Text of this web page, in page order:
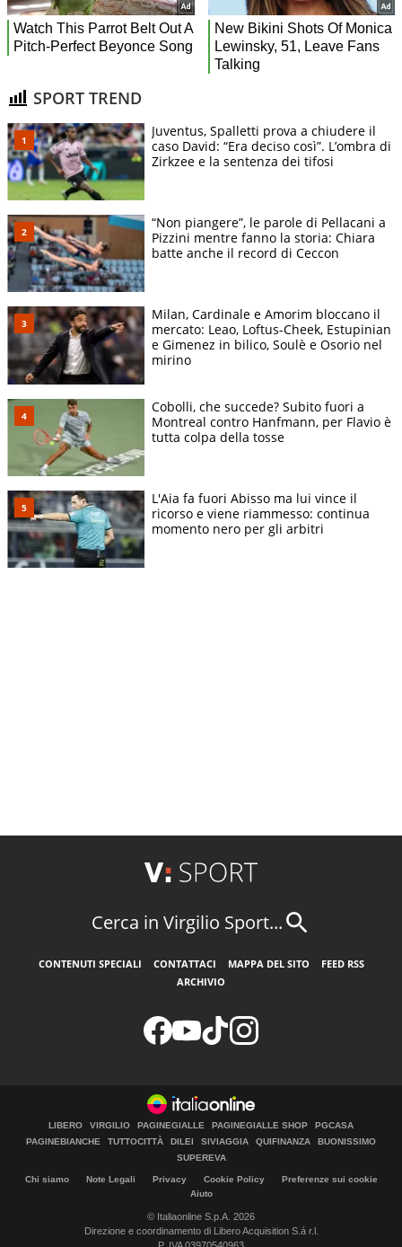
SPORT TREND
Juventus, Spalletti prova a chiudere il
caso David: “Era deciso così”. L’ombra di
Zirkzee e la sentenza dei tifosi
“Non piangere”, le parole di Pellacani a
Pizzini mentre fanno la storia: Chiara
batte anche il record di Ceccon
Milan, Cardinale e Amorim bloccano il
mercato: Leao, Loftus-Cheek, Estupinian
e Gimenez in bilico, Soulè e Osorio nel
mirino
Cobolli, che succede? Subito fuori a
Montreal contro Hanfmann, per Flavio è
tutta colpa della tosse
L'Aia fa fuori Abisso ma lui vince il
ricorso e viene riammesso: continua
momento nero per gli arbitri
Cerca in Virgilio Sport...
CONTENUTI SPECIALI CONTATTACI MAPPA DEL SITO
FEED RSS
ARCHIVIO
LIBERO VIRGILIO PAGINEGIALLE PAGINEGIALLE SHOP
PGCASA
PAGINEBIANCHE
TUTTOCITTÀ DILEI SIVIAGGIA QUIFINANZA
BUONISSIMO
SUPEREVA
Chi siamo Note Legali Privacy Cookie Policy
Preferenze sui cookie
Aiuto
© Italiaonline S.p.A. 2026
Direzione e coordinamento di Libero Acquisition S.á r.l.